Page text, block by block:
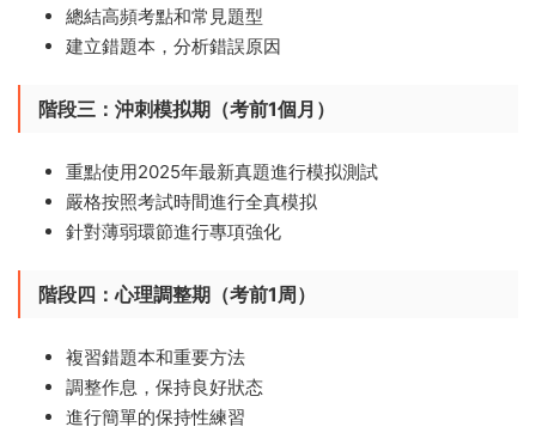
總結高頻考點和常見題型
建立錯題本，分析錯誤原因
階段三：沖刺模拟期（考前1個月）​
重點使用2025年最新真題進行模拟測試
嚴格按照考試時間進行全真模拟
針對薄弱環節進行專項強化
階段四：心理調整期（考前1周）​
複習錯題本和重要方法
調整作息，保持良好狀态
進行簡單的保持性練習